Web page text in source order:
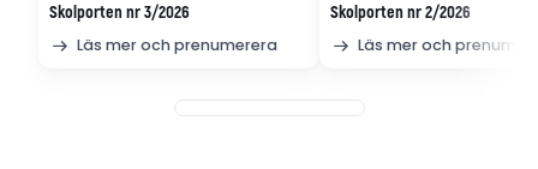
Skolporten nr 3/2026
Läs mer och prenumerera
Skolporten nr 2/2026
Läs mer och